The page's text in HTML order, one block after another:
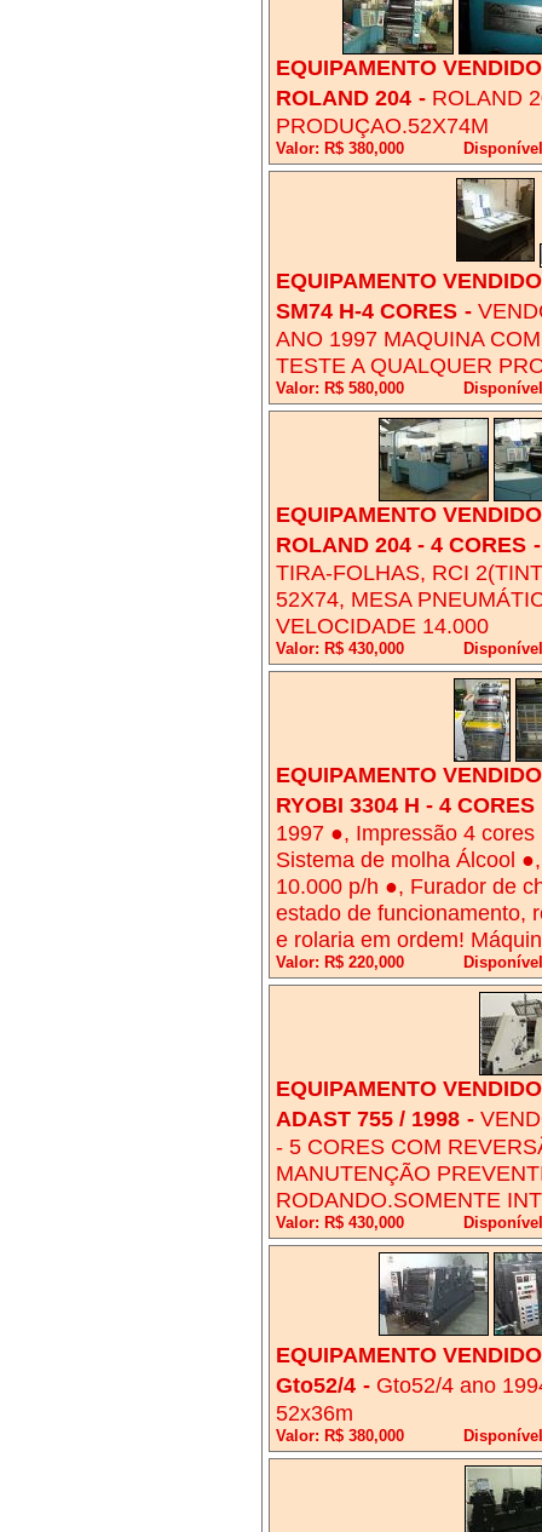
EQUIPAMENTO
ROLAND 204 - ROLAND
PRODUÇAO.52X74M
Valor: R$ 380,000
EQUIPAMENTO
SM74 H-4 CORES -
ANO 1997 MAQUINA
TESTE A QUALQUER
Valor: R$ 580,000
EQUIPAMENTO
ROLAND 204 - 4 CORES
TIRA-FOLHAS, RCI
52X74, MESA
VELOCIDADE 14.000
Valor: R$ 430,000
EQUIPAMENTO
RYOBI 3304 H - 4 CORES
1997 ●, Impressão 4
Sistema de molha Álcool
10.000 p/h ●, Furador de
estado de funcionamento,
e rolaria em ordem!
Valor: R$ 220,000
EQUIPAMENTO
ADAST 755 / 1998 -
- 5 CORES COM
MANUTENÇÃO
RODANDO.SOMENTE
Valor: R$ 430,000
EQUIPAMENTO
Gto52/4 - Gto52/4 ano
52x36m
Valor: R$ 380,000